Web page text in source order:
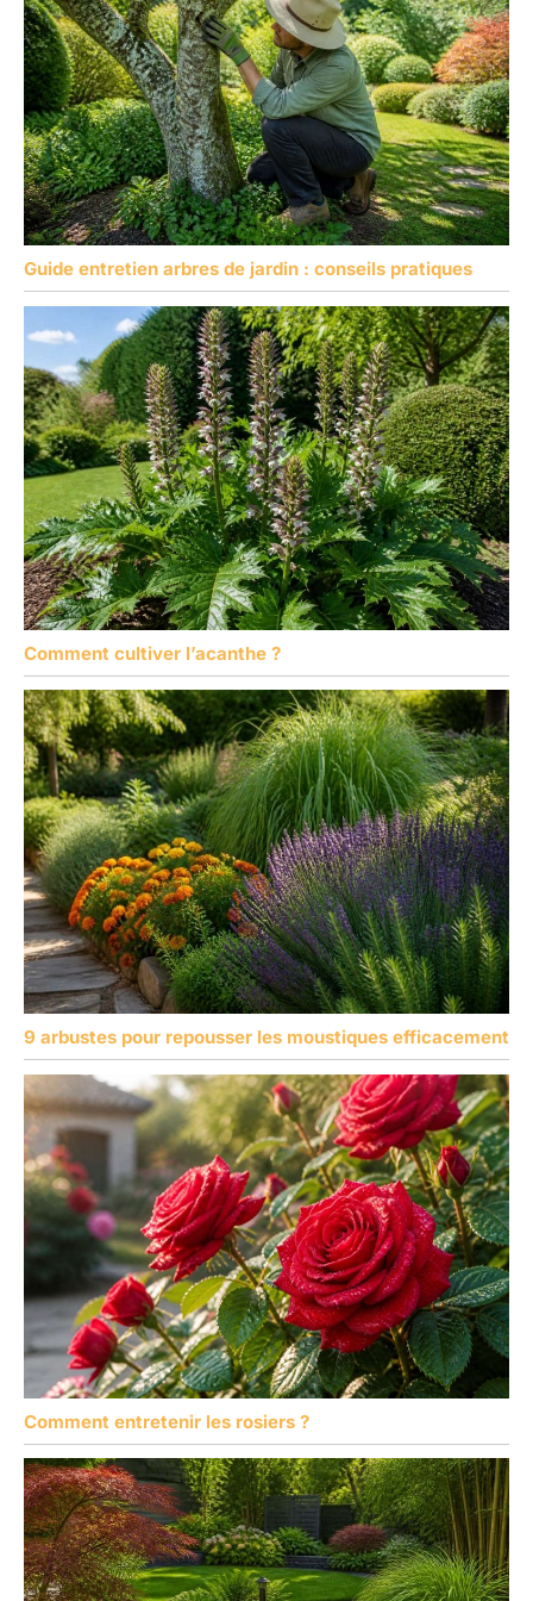
SL4.0X100mm
SL5.0X125mm
SL6.0X95mm
SL3.0X75mm
SL3.0X38mm
Guide entretien arbres de jardin : conseils pratiques
Comment cultiver l’acanthe ?
9 arbustes pour repousser les moustiques efficacement
Comment entretenir les rosiers ?